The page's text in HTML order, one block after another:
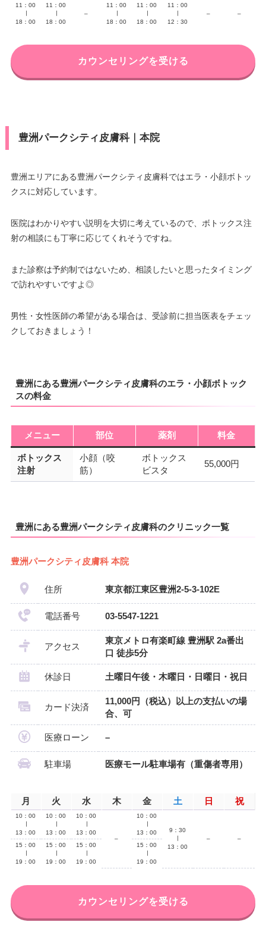
11：00
18：00
11：00
18：00
–
11：00
18：00
11：00
18：00
11：00
12：30
– –
カウンセリングを受ける
豊洲パークシティ皮膚科｜本院
豊洲エリアにある豊洲パークシティ皮膚科ではエラ・小顔ボトッ
クスに対応しています。
医院はわかりやすい説明を大切に考えているので、ボトックス注
射の相談にも丁寧に応じてくれそうですね。
また診察は予約制ではないため、相談したいと思ったタイミング
で訪れやすいですよ◎
男性・女性医師の希望がある場合は、受診前に担当医表をチェッ
クしておきましょう！
豊洲にある豊洲パークシティ皮膚科のエラ・小顔ボトック
スの料金
メニュー 部位 薬剤 料金
ボトックス
注射
小顔（咬
筋）
ボトックス
ビスタ
55,000円
豊洲にある豊洲パークシティ皮膚科のクリニック一覧
豊洲パークシティ皮膚科 本院
住所 東京都江東区豊洲2-5-3-102E
電話番号 03-5547-1221
アクセス
東京メトロ有楽町線 豊洲駅 2a番出
口 徒歩5分
休診日 土曜日午後・木曜日・日曜日・祝日
カード決済
11,000円（税込）以上の支払いの場
合、可
医療ローン –
駐車場 医療モール駐車場有（重傷者専用）
月 火 水 木 金 土 日 祝
10：00
13：00
10：00
13：00
10：00
13：00
–
10：00
13：00
9：30
13：00
–
–
15：00
19：00
15：00
19：00
15：00
19：00
15：00
19：00
カウンセリングを受ける